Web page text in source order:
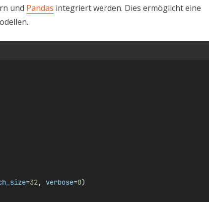
und Pandas integriert werden. Dies ermöglicht eine
=32, verbose=0)